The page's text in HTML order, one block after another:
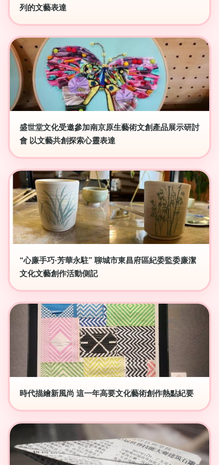
列的文藝表達
盛世堂文化受邀參加南京原生藝術文創產品展示研討
會 以文藝共創探索心靈表達
“心廉手巧·芳華永駐” 聊城市東昌府區紀委監委廉潔
文化文藝創作活動側記
時代描繪新風尚 這一年高要文化藝術創作熱點紀要